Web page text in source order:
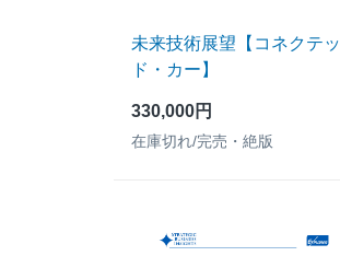
未来技術展望【コネクテッ
ド・カー】
330,000円
在庫切れ/完売・絶版